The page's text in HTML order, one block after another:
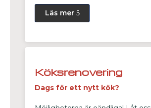
Läs mer
Köksrenovering
Dags för ett nytt kök?